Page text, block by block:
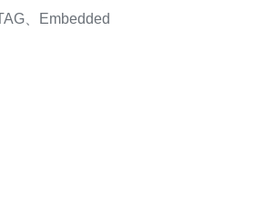
、Embedded